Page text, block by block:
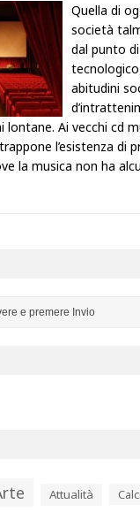
Quella di
società
dal punto
abitudini
lontane. Ai vecchi cd
l’esistenza di
la musica non ha
Attualità